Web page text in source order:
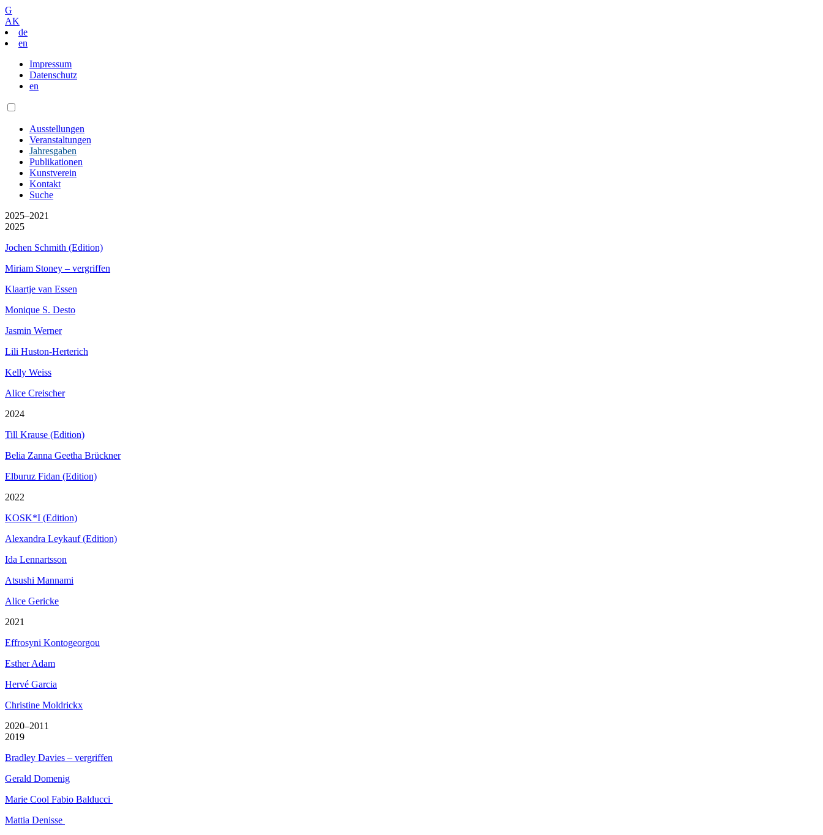
G
AK
de
en
Impressum
Datenschutz
en
Ausstellungen
Veranstaltungen
Jahresgaben
Publikationen
Kunstverein
Kontakt
Suche
2025–2021
2025
Jochen Schmith (Edition)
Miriam Stoney – vergriffen
Klaartje van Essen
Monique S. Desto
Jasmin Werner
Lili Huston-Herterich
Kelly Weiss
Alice Creischer
2024
Till Krause (Edition)
Belia Zanna Geetha Brückner
Elburuz Fidan (Edition)
2022
KOSK*I (Edition)
Alexandra Leykauf (Edition)
Ida Lennartsson
Atsushi Mannami
Alice Gericke
2021
Effrosyni Kontogeorgou
Esther Adam
Hervé Garcia
Christine Moldrickx
2020–2011
2019
Bradley Davies – vergriffen
Gerald Domenig
Marie Cool Fabio Balducci
Mattia Denisse